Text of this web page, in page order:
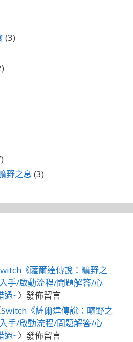
(3)
野之息 (3)
《薩爾達傳說：曠野之
手/啟動流程/問題解答/心
過~〉發佈留言
Switch《薩爾達傳說：曠野之
手/啟動流程/問題解答/心
過~〉發佈留言